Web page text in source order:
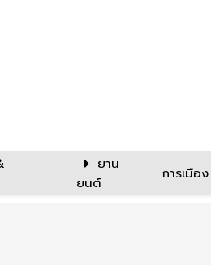
ยาน
ยนต์
การเมือง